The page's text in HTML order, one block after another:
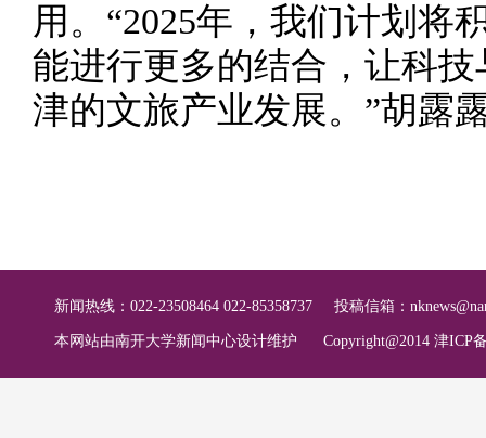
用。“2025年，我们计划将
能进行更多的结合，让科
津的文旅产业发展。”胡露
新闻热线：022-23508464 022-85358737 投稿信箱：
本网站由南开大学新闻中心设计维护 Copyright@2014 津ICP